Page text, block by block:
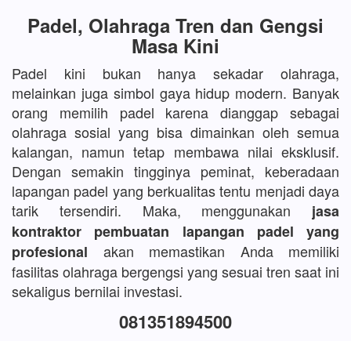
Padel, Olahraga Tren dan Gengsi
Masa Kini
Padel kini bukan hanya sekadar olahraga,
melainkan juga simbol gaya hidup modern. Banyak
orang memilih padel karena dianggap sebagai
olahraga sosial yang bisa dimainkan oleh semua
kalangan, namun tetap membawa nilai eksklusif.
Dengan semakin tingginya peminat, keberadaan
lapangan padel yang berkualitas tentu menjadi daya
tarik tersendiri. Maka, menggunakan jasa
kontraktor pembuatan lapangan padel yang
profesional akan memastikan Anda memiliki
fasilitas olahraga bergengsi yang sesuai tren saat ini
sekaligus bernilai investasi.
081351894500